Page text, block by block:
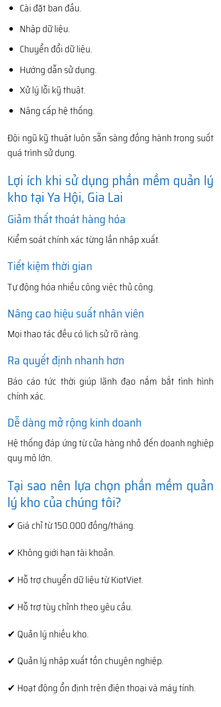
Cài đặt ban đầu.
Nhập dữ liệu.
Chuyển đổi dữ liệu.
Hướng dẫn sử dụng.
Xử lý lỗi kỹ thuật.
Nâng cấp hệ thống.
Đội ngũ kỹ thuật luôn sẵn sàng đồng hành trong suốt
quá trình sử dụng.
Lợi ích khi sử dụng phần mềm quản lý
kho tại Ya Hội, Gia Lai
Giảm thất thoát hàng hóa
Kiểm soát chính xác từng lần nhập xuất.
Tiết kiệm thời gian
Tự động hóa nhiều công việc thủ công.
Nâng cao hiệu suất nhân viên
Mọi thao tác đều có lịch sử rõ ràng.
Ra quyết định nhanh hơn
Báo cáo tức thời giúp lãnh đạo nắm bắt tình hình
chính xác.
Dễ dàng mở rộng kinh doanh
Hệ thống đáp ứng từ cửa hàng nhỏ đến doanh nghiệp
quy mô lớn.
Tại sao nên lựa chọn phần mềm quản
lý kho của chúng tôi?
✔ Giá chỉ từ 150.000 đồng/tháng.
✔ Không giới hạn tài khoản.
✔ Hỗ trợ chuyển dữ liệu từ KiotViet.
✔ Hỗ trợ tùy chỉnh theo yêu cầu.
✔ Quản lý nhiều kho.
✔ Quản lý nhập xuất tồn chuyên nghiệp.
✔ Hoạt động ổn định trên điện thoại và máy tính.